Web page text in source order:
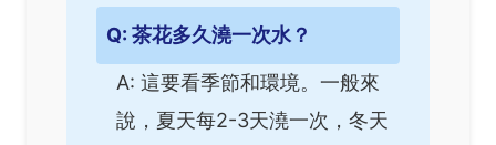
Q: 茶花多久澆一次水？
A: 這要看季節和環境。一般來
說，夏天每2-3天澆一次，冬天